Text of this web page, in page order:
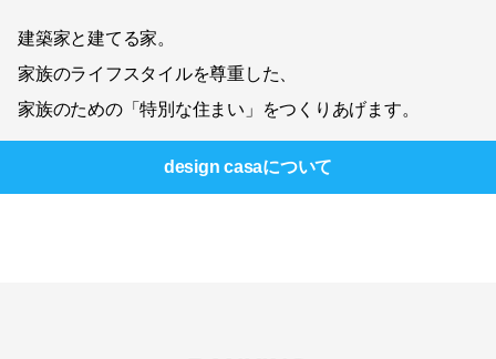
建築家と建てる家。
家族のライフスタイルを尊重した、
家族のための「特別な住まい」をつくりあげます。
design casaについて